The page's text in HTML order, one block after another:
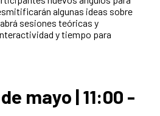
algunas ideas sobre
sesiones teóricas y
y tiempo para
mayo | 11:00 -